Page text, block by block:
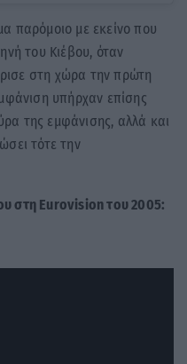
παρόμοιο με εκείνο που
του Κιέβου, όταν
στη χώρα την πρώτη
υπήρχαν επίσης
της εμφάνισης, αλλά και
τότε την
στη Eurovision του 2005: